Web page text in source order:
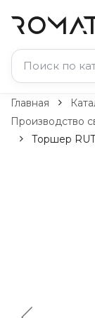
Свет и
Бра и
Комплектующие
Главная
Производство
Торшер